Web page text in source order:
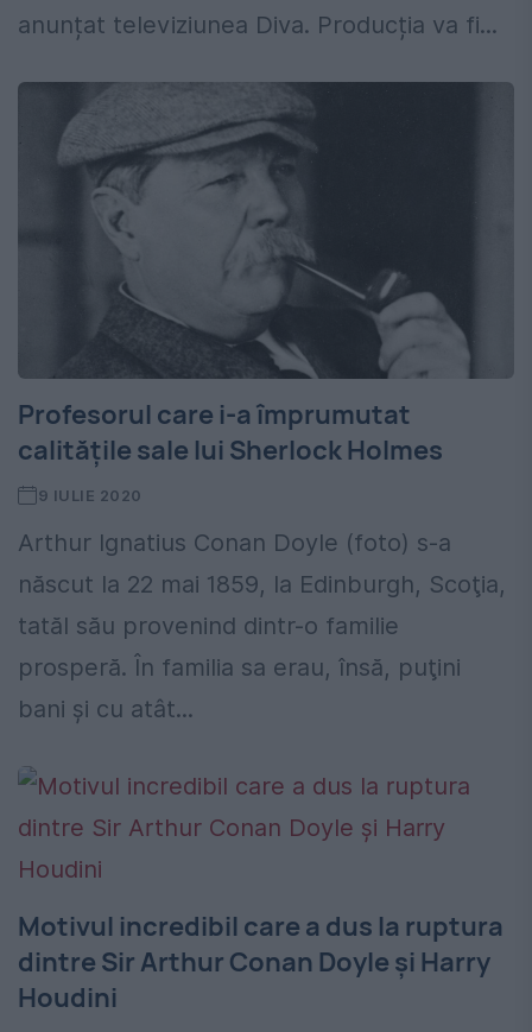
anunțat televiziunea Diva. Producția va fi...
Profesorul care i-a împrumutat
calitățile sale lui Sherlock Holmes
9 IULIE 2020
Arthur Ignatius Conan Doyle (foto) s-a
născut la 22 mai 1859, la Edinburgh, Scoţia,
tatăl său provenind dintr-o familie
prosperă. În familia sa erau, însă, puţini
bani şi cu atât...
Motivul incredibil care a dus la ruptura
dintre Sir Arthur Conan Doyle și Harry
Houdini